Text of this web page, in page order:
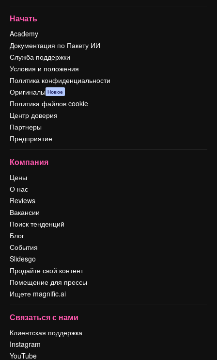
Начать
Academy
Документация по Пакету ИИ
Служба поддержки
Условия и положения
Политика конфиденциальности
Оригиналы Новое
Политика файлов cookie
Центр доверия
Партнеры
Предприятие
Компания
Цены
О нас
Reviews
Вакансии
Поиск тенденций
Блог
События
Slidesgo
Продайте свой контент
Помещение для прессы
Ищете magnific.ai
Связаться с нами
Клиентская поддержка
Instagram
YouTube